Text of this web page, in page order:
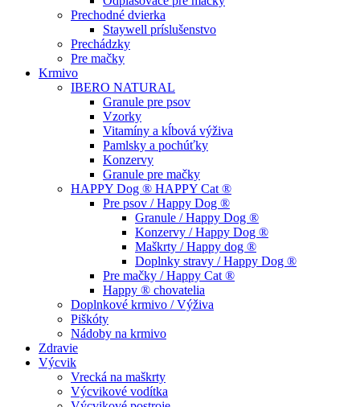
Prechodné dvierka
Staywell príslušenstvo
Prechádzky
Pre mačky
Krmivo
IBERO NATURAL
Granule pre psov
Vzorky
Vitamíny a kĺbová výživa
Pamlsky a pochúťky
Konzervy
Granule pre mačky
HAPPY Dog ® HAPPY Cat ®
Pre psov / Happy Dog ®
Granule / Happy Dog ®
Konzervy / Happy Dog ®
Maškrty / Happy dog ®
Doplnky stravy / Happy Dog ®
Pre mačky / Happy Cat ®
Happy ® chovatelia
Doplnkové krmivo / Výživa
Piškóty
Nádoby na krmivo
Zdravie
Výcvik
Vrecká na maškrty
Výcvikové vodítka